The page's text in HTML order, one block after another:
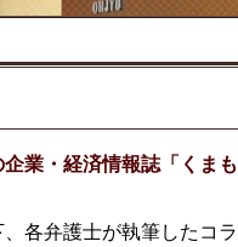
業・経済情報誌「くまも
各弁護士が執筆したコ